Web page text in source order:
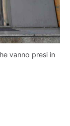
vanno presi in